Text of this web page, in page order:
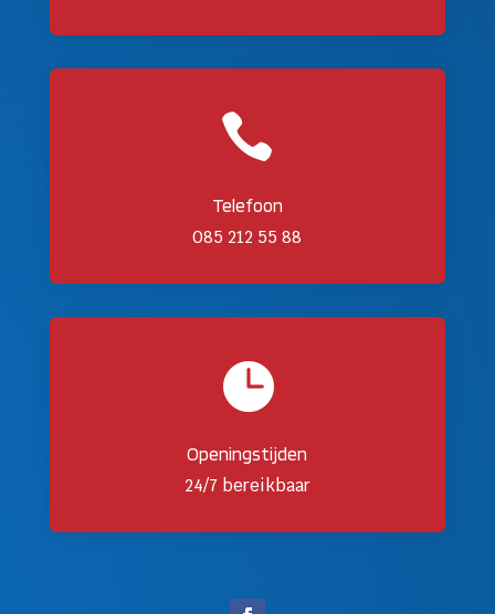

Telefoon
085 212 55 88

Openingstijden
24/7 bereikbaar